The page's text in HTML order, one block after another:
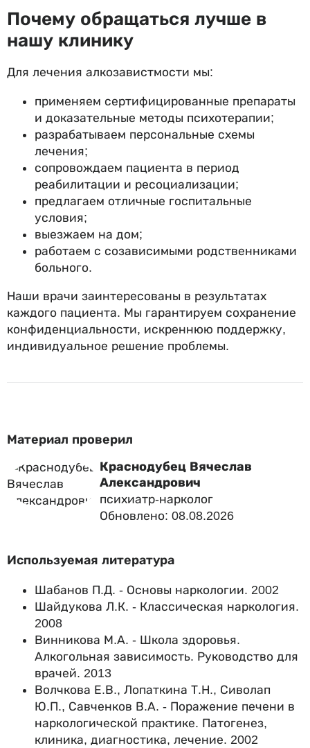
Почему обращаться лучше в
нашу клинику
Для лечения алкозавистмости мы:
применяем сертифицированные препараты
и доказательные методы психотерапии;
разрабатываем персональные схемы
лечения;
сопровождаем пациента в период
реабилитации и ресоциализации;
предлагаем отличные госпитальные
условия;
выезжаем на дом;
работаем с созависимыми родственниками
больного.
Наши врачи заинтересованы в результатах
каждого пациента. Мы гарантируем сохранение
конфиденциальности, искреннюю поддержку,
индивидуальное решение проблемы.
Материал проверил
Краснодубец Вячеслав
Александрович
психиатр-нарколог
Обновлено: 08.08.2026
Используемая литература
Шабанов П.Д. - Основы наркологии. 2002
Шайдукова Л.К. - Классическая наркология.
2008
Винникова М.А. - Школа здоровья.
Алкогольная зависимость. Руководство для
врачей. 2013
Волчкова Е.В., Лопаткина Т.Н., Сиволап
Ю.П., Савченков В.А. - Поражение печени в
наркологической практике. Патогенез,
клиника, диагностика, лечение. 2002